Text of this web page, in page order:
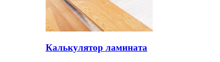
Калькулятор ламината